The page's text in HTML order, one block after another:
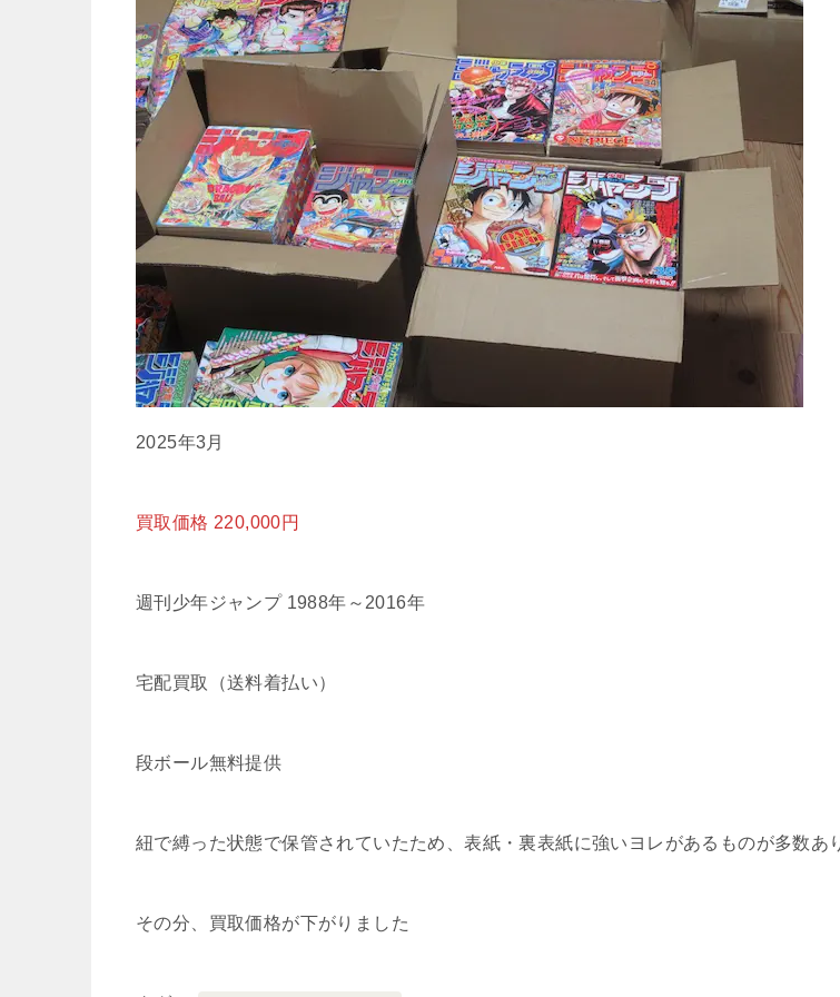
2025年3月
買取価格 220,000円
週刊少年ジャンプ 1988年～2016年
宅配買取（送料着払い）
段ボール無料提供
紐で縛った状態で保管されていたため、表紙・裏表紙に強いヨレがあるものが多数あ
その分、買取価格が下がりました